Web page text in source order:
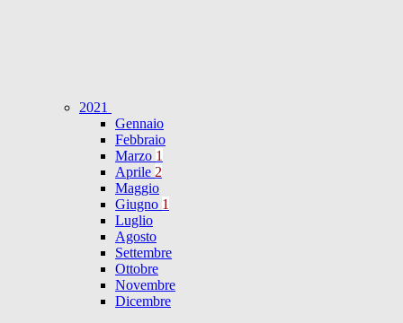
2021
Gennaio
Febbraio
Marzo 1
Aprile 2
Maggio
Giugno 1
Luglio
Agosto
Settembre
Ottobre
Novembre
Dicembre